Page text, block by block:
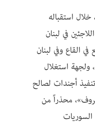
خلال استقباله
في لبنان
القاع وفي لبنان
ولجهة استغلال
أجندات لصالح
محذراً من